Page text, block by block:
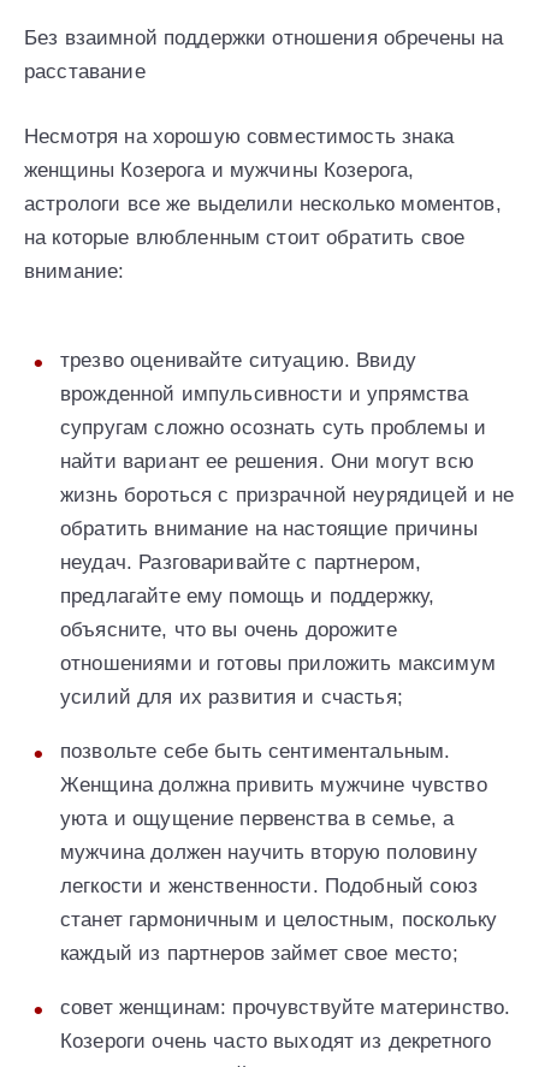
Без взаимной поддержки отношения обречены на
расставание
Несмотря на хорошую совместимость знака
женщины Козерога и мужчины Козерога,
астрологи все же выделили несколько моментов,
на которые влюбленным стоит обратить свое
внимание:
трезво оценивайте ситуацию. Ввиду
врожденной импульсивности и упрямства
супругам сложно осознать суть проблемы и
найти вариант ее решения. Они могут всю
жизнь бороться с призрачной неурядицей и не
обратить внимание на настоящие причины
неудач. Разговаривайте с партнером,
предлагайте ему помощь и поддержку,
объясните, что вы очень дорожите
отношениями и готовы приложить максимум
усилий для их развития и счастья;
позвольте себе быть сентиментальным.
Женщина должна привить мужчине чувство
уюта и ощущение первенства в семье, а
мужчина должен научить вторую половину
легкости и женственности. Подобный союз
станет гармоничным и целостным, поскольку
каждый из партнеров займет свое место;
совет женщинам: прочувствуйте материнство.
Козероги очень часто выходят из декретного